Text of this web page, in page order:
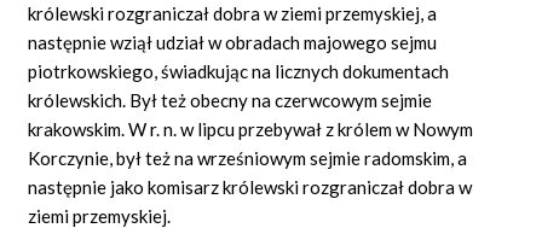
królewski rozgraniczał dobra w ziemi przemyskiej, a
następnie wziął udział w obradach majowego sejmu
piotrkowskiego, świadkując na licznych dokumentach
królewskich. Był też obecny na czerwcowym sejmie
krakowskim. W r. n. w lipcu przebywał z królem w Nowym
Korczynie, był też na wrześniowym sejmie radomskim, a
następnie jako komisarz królewski rozgraniczał dobra w
ziemi przemyskiej.